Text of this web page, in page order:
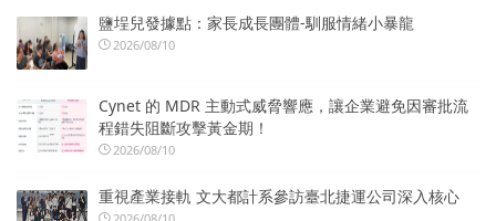
鹽埕兒發據點：家長成長團體-馴服情緒小暴龍
2026/08/10
Cynet 的 MDR 主動式威脅響應，讓企業避免因審批流
程錯失阻斷攻擊黃金期！
2026/08/10
重視產業接軌 文大都計系參訪臺北捷運公司深入核心